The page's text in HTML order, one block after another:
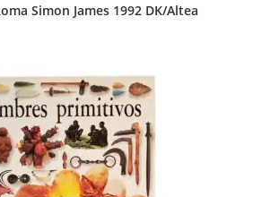
Simon James 1992 DK/Altea